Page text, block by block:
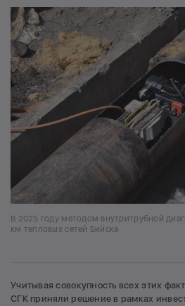
В 2025 году методом внутритрубной
км тепловых сетей Бийска
Учитывая совокупность всех этих
СГК приняли решение в рамках